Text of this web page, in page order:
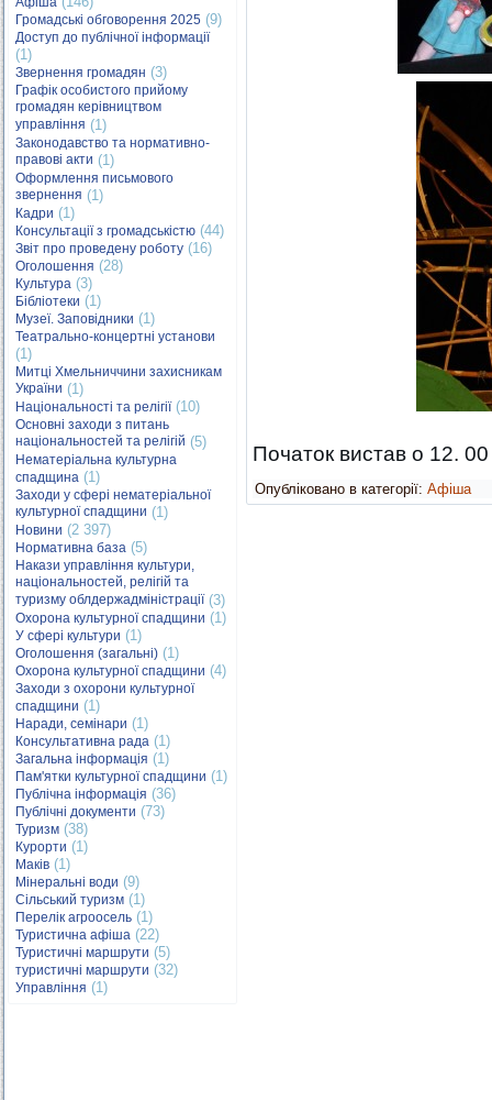
Громадські обговорення 2025 (9)
Доступ до публічної інформації
(1)
Звернення громадян (3)
Графік особистого прийому
громадян керівництвом
управління (1)
Законодавство та нормативно-
правові акти (1)
Оформлення письмового
звернення (1)
Кадри (1)
Консультації з громадськістю (44)
Звіт про проведену роботу (16)
Оголошення (28)
Культура (3)
Бібліотеки (1)
Музеї. Заповідники (1)
Театрально-концертні установи
(1)
Митці Хмельниччини захисникам
України (1)
Національності та релігії(10)
Основні заходи з питань
національностей та релігій (5)
Нематеріальна культурна
спадщина (1)
Заходи у сфері нематеріальної
культурної спадщини (1)
Новини (2 397)
Нормативна база (5)
Накази управління культури,
національностей, релігій та
туризму облдержадміністрації(3)
Охорона культурної спадщини (1)
У сфері культури (1)
Оголошення (загальні) (1)
Охорона культурної спадщини (4)
Заходи з охорони культурної
спадщини (1)
Наради, семінари (1)
Консультативна рада (1)
Загальна інформація (1)
Пам'ятки культурної спадщини (1)
Публічна інформація (36)
Публічні документи (73)
Туризм (38)
Курорти (1)
Маків (1)
Мінеральні води (9)
Сільський туризм (1)
Перелік агроосель (1)
Туристична афіша (22)
Туристичні маршрути (5)
туристичні маршрути (32)
Управління (1)
Початок вистав о 12. 00
Опубліковано в категорії: Афіша